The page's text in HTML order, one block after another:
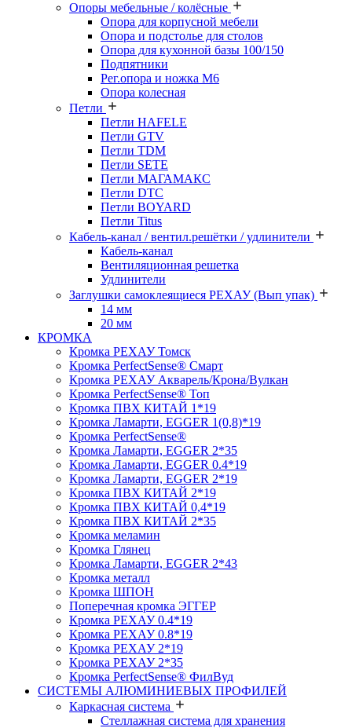
Опоры мебельные / колёсные
Опора для корпусной мебели
Опора и подстолье для столов
Опора для кухонной базы 100/150
Подпятники
Рег.опора и ножка М6
Опора колесная
Петли
Петли HAFELE
Петли GTV
Петли TDM
Петли SETE
Петли МАГАМАКС
Петли DTC
Петли BOYARD
Петли Titus
Кабель-канал / вентил.решётки / удлинители
Кабель-канал
Вентиляционная решетка
Удлинители
Заглушки самоклеящиеся РЕХАУ (Вып упак)
14 мм
20 мм
КРОМКА
Кромка PЕХАУ Томск
Кромка PerfectSense® Смарт
Кромка PЕХАУ Акварель/Крона/Вулкан
Кромка PerfectSense® Топ
Кромка ПВХ КИТАЙ 1*19
Кромка Ламарти, EGGER 1(0,8)*19
Кромка PerfectSense®
Кромка Ламарти, EGGER 2*35
Кромка Ламарти, EGGER 0.4*19
Кромка Ламарти, EGGER 2*19
Кромка ПВХ КИТАЙ 2*19
Кромка ПВХ КИТАЙ 0,4*19
Кромка ПВХ КИТАЙ 2*35
Кромка меламин
Кромка Глянец
Кромка Ламарти, EGGER 2*43
Кромка металл
Кромка ШПОН
Поперечная кромка ЭГГЕР
Кромка PЕХАУ 0.4*19
Кромка PЕХАУ 0.8*19
Кромка PЕХАУ 2*19
Кромка PЕХАУ 2*35
Кромка PerfectSense® ФилВуд
СИСТЕМЫ АЛЮМИНИЕВЫХ ПРОФИЛЕЙ
Каркасная система
Стеллажная система для хранения